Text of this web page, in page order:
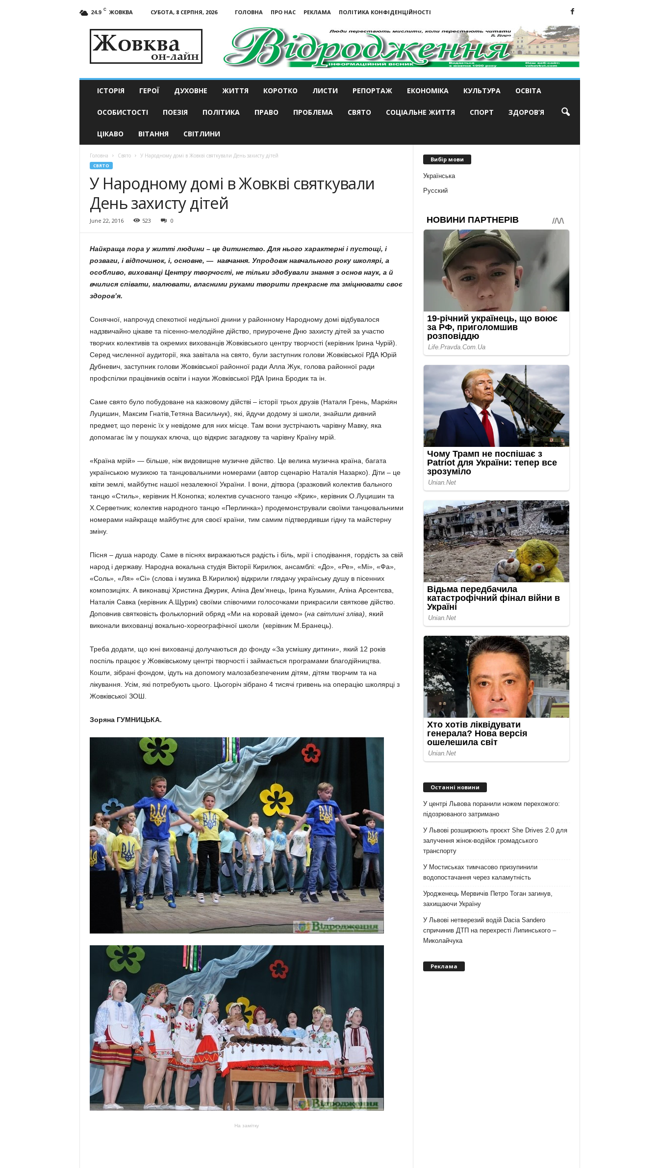
24.9 C ЖОВКВА СУБОТА, 8 СЕРПНЯ, 2026 ГОЛОВНА ПРО НАС РЕКЛАМА
ПОЛІТИКА КОНФІДЕНЦІЙНОСТІ
актуальні
ІСТОРІЯ ГЕРОЇ ДУХОВНЕ ЖИТТЯ КОРОТКО ЛИСТИ РЕПОРТАЖ ЕКОНОМІКА КУЛЬТУРА ОСВІТА
ОСОБИСТОСТІ ПОЕЗІЯ ПОЛІТИКА ПРАВО ПРОБЛЕМА СВЯТО СОЦІАЛЬНЕ ЖИТТЯ СПОРТ ЗДОРОВ’Я
ЦІКАВО ВІТАННЯ СВІТЛИНИ
Головна Свято У Народному домі в Жовкві святкували День захисту дітей
СВЯТО
У Народному домі в Жовкві святкували
День захисту дітей
June 22, 2016 523 0
Найкраща пора у житті людини – це дитинство. Для нього характерні і пустощі, і
розваги, і відпочинок, і, основне, — навчання. Упродовж навчального року школярі, а
особливо, вихованці Центру творчості, не тільки здобували знання з основ наук, а й
вчилися співати, малювати, власними руками творити прекрасне та зміцнювати своє
здоров’я.
Сонячної, напрочуд спекотної недільної днини у районному Народному домі відбувалося
надзвичайно цікаве та пісенно-мелодійне дійство, приурочене Дню захисту дітей за участю
творчих колективів та окремих вихованців Жовківського центру творчості (керівник Ірина Чурій).
Серед численної аудиторії, яка завітала на свято, були заступник голови Жовківської РДА Юрій
Дубневич, заступник голови Жовківської районної ради Алла Жук, голова районної ради
профспілки працівників освіти і науки Жовківської РДА Ірина Бродик та ін.
Саме свято було побудоване на казковому дійстві – історії трьох друзів (Наталя Грень, Маркіян
Луцишин, Максим Гнатів,Тетяна Васильчук), які, йдучи додому зі школи, знайшли дивний
предмет, що переніс їх у невідоме для них місце. Там вони зустрічають чарівну Мавку, яка
допомагає їм у пошуках ключа, що відкриє загадкову та чарівну Країну мрій.
«Країна мрій» — більше, ніж видовищне музичне дійство. Це велика музична країна, багата
українською музикою та танцювальними номерами (автор сценарію Наталія Назарко). Діти – це
квіти землі, майбутнє нашої незалежної України. І вони, дітвора (зразковий колектив бального
танцю «Стиль», керівник Н.Конопка; колектив сучасного танцю «Крик», керівник О.Луцишин та
Х.Серветник; колектив народного танцю «Перлинка») продемонстрували своїми танцювальними
номерами найкраще майбутнє для своєї країни, тим самим підтвердивши гідну та майстерну
зміну.
Пісня – душа народу. Саме в піснях виражаються радість і біль, мрії і сподівання, гордість за свій
народ і державу. Народна вокальна студія Вікторії Кирилюк, ансамблі: «До», «Ре», «Мі», «Фа»,
«Соль», «Ля» «Сі» (слова і музика В.Кирилюк) відкрили глядачу українську душу в пісенних
композиціях. А виконавці Христина Джурик, Аліна Дем’янець, Ірина Кузьмин, Аліна Арсентєва,
Наталія Савка (керівник А.Щурик) своїми співочими голосочками прикрасили святкове дійство.
Доповнив святковість фольклорний обряд «Ми на коровай ідемо» (на світлині зліва) , який
виконали вихованці вокально-хореографічної школи (керівник М.Бранець).
Треба додати, що юні вихованці долучаються до фонду «За усмішку дитини», який 12 років
поспіль працює у Жовківському центрі творчості і займається програмами благодійництва.
Кошти, зібрані фондом, ідуть на допомогу малозабезпеченим дітям, дітям творчим та на
лікування. Усім, які потребують цього. Цьогоріч зібрано 4 тисячі гривень на операцію школярці з
Жовківської ЗОШ.
Зоряна ГУМНИЦЬКА.
На замітку
Вибір мови
Українська
Русский
Останні новини
У центрі Львова поранили ножем перехожого:
підозрюваного затримано
У Львові розширюють проєкт She Drives 2.0 для
залучення жінок-водійок громадського
транспорту
У Мостиськах тимчасово призупинили
водопостачання через каламутність
Уродженець Мервичів Петро Тоган загинув,
захищаючи Україну
У Львові нетверезий водій Dacia Sandero
спричинив ДТП на перехресті Липинського –
Миколайчука
Реклама